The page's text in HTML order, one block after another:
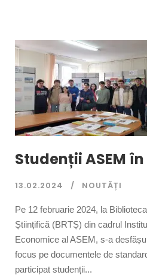
Studenții ASEM
13.02.2024 NOUTĂȚI
Pe 12 februarie 2024, la
Științifică (BRTȘ) din cadrul
Economice al ASEM, s-a
focus pe documentele de
participat studenții...